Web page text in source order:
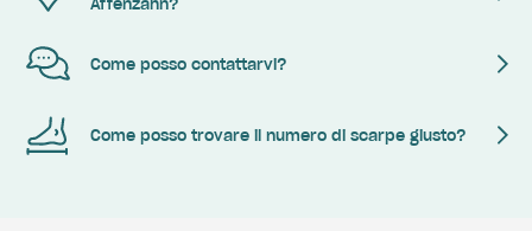
Affenzahn?
Come posso contattarvi?
Come posso trovare il numero di scarpe giusto?